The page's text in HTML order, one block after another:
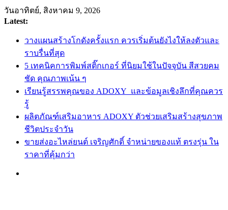
Skip
to
content
วันอาทิตย์, สิงหาคม 9, 2026
Latest:
วางแผนสร้างโกดังครั้งแรก ควรเริ่มต้นยังไงให้ลงตัวและ
ราบรื่นที่สุด
5 เทคนิคการพิมพ์สติ๊กเกอร์ ที่นิยมใช้ในปัจจุบัน สีสวยคม
ชัด คุณภาพเน้น ๆ
เรียนรู้สรรพคุณของ ADOXY และข้อมูลเชิงลึกที่คุณควร
รู้
ผลิตภัณฑ์เสริมอาหาร ADOXY ตัวช่วยเสริมสร้างสุขภาพ
ชีวิตประจำวัน
ขายส่งอะไหล่ยนต์ เจริญศักดิ์ จำหน่ายของแท้ ตรงรุ่น ใน
ราคาที่คุ้มกว่า